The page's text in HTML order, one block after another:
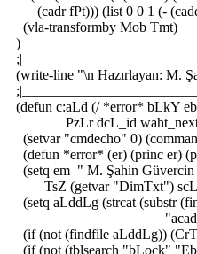
(cadr fPt))) (list 0 0 1 (-
(vla-transformby Mob Tmt)
)
(write-line "\n Hazırlayan: M.
(defun c:aLd (/ *error* bLkY
PzLr dcL_id waht_next n
(setvar "cmdecho" 0)
(defun *error* (er) (princ er)
(setq em " M. Şahin
TsZ (getvar "DimTxt") scL
(setq aLddLg (strcat (substr
"acad.exe")) 8))
(if (not (findfile aLddLg))
(if (not (tblsearch "bLock"